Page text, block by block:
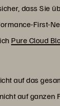
dass Sie
First-
Pure Cloud
auf das
auf ganzen